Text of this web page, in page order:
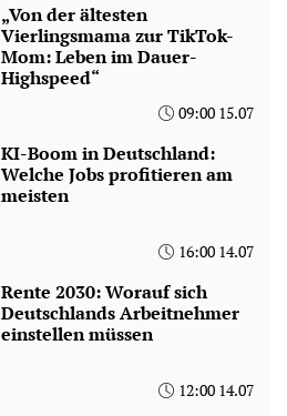
„Von der ältesten
Vierlingsmama zur TikTok-
Mom: Leben im Dauer-
Highspeed“
09:00 15.07
KI-Boom in Deutschland:
Welche Jobs profitieren am
meisten
16:00 14.07
Rente 2030: Worauf sich
Deutschlands Arbeitnehmer
einstellen müssen
12:00 14.07